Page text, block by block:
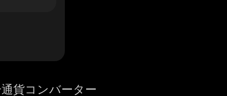
貨コンバーター